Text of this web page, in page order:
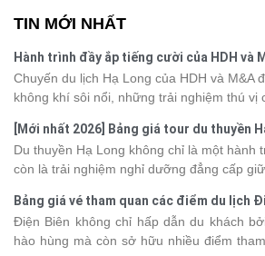
TIN MỚI NHẤT
Hành trình đầy ắp tiếng cười của HDH và
Chuyến du lịch Hạ Long của HDH và M&A
không khí sôi nổi, những trải nghiệm thú vị
phút giây đồng hành bên nhau, tất cả đã
tràn đầy cảm xúc và dấu ấn khó quên.
[Mới nhất 2026] Bảng giá tour du thuyền
Du thuyền Hạ Long không chỉ là một hành
còn là trải nghiệm nghỉ dưỡng đẳng cấp
khác nhau, khiến nhiều du khách băn
dưới đây sẽ cập nhật bảng giá tour du
2026 từ 3 - 6 sao, giúp bạn dễ dàng so
Bảng giá vé tham quan các điểm du lịch
2026
Điện Biên không chỉ hấp dẫn du khách
hào hùng mà còn sở hữu nhiều điểm